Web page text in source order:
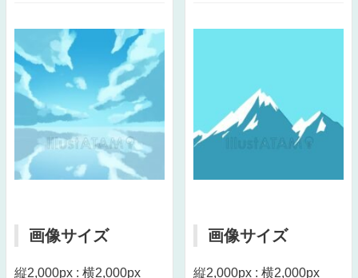
画像サイズ
縦2,000px : 横2,000px
画像サイズ
縦2,000px : 横2,000px